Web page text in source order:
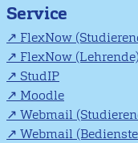
Service
FlexNow
FlexNow (Lehrende)
StudIP
Moodle
Webmail
Webmail